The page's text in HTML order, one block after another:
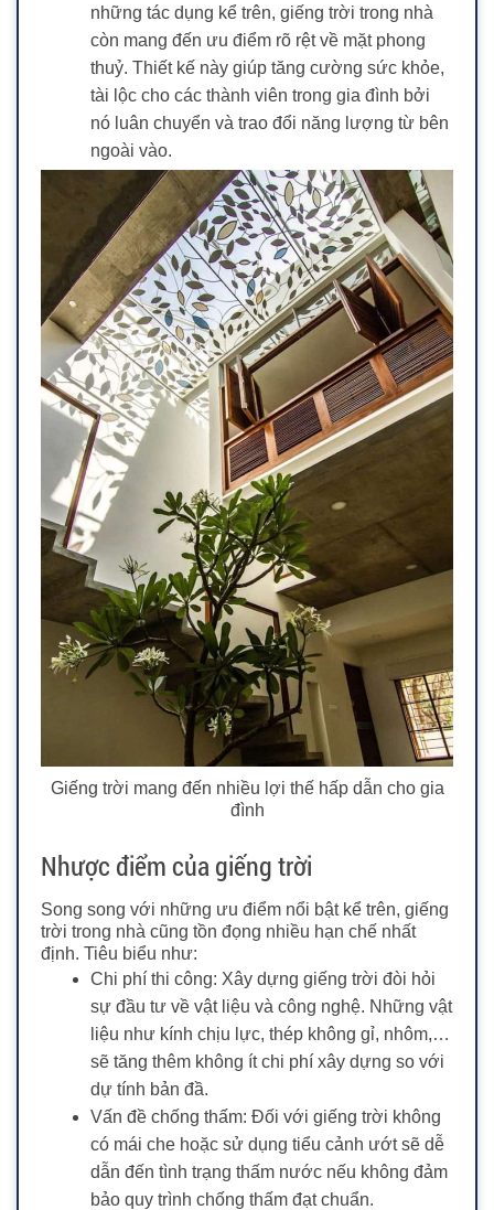
những tác dụng kể trên, giếng trời trong nhà
còn mang đến ưu điểm rõ rệt về mặt phong
thuỷ. Thiết kế này giúp tăng cường sức khỏe,
tài lộc cho các thành viên trong gia đình bởi
nó luân chuyển và trao đổi năng lượng từ bên
ngoài vào.
Giếng trời mang đến nhiều lợi thế hấp dẫn cho gia
đình
Nhược điểm của giếng trời
Song song với những ưu điểm nổi bật kể trên, giếng
trời trong nhà cũng tồn đọng nhiều hạn chế nhất
định. Tiêu biểu như:
Chi phí thi công: Xây dựng giếng trời đòi hỏi
sự đầu tư về vật liệu và công nghệ. Những vật
liệu như kính chịu lực, thép không gỉ, nhôm,…
sẽ tăng thêm không ít chi phí xây dựng so với
dự tính bản đầ.
Vấn đề chống thấm: Đối với giếng trời không
có mái che hoặc sử dụng tiểu cảnh ướt sẽ dễ
dẫn đến tình trạng thấm nước nếu không đảm
bảo quy trình chống thấm đạt chuẩn.